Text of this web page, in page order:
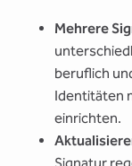
Mehrere
beruflich
Identitäten
einrichten.
Signatur